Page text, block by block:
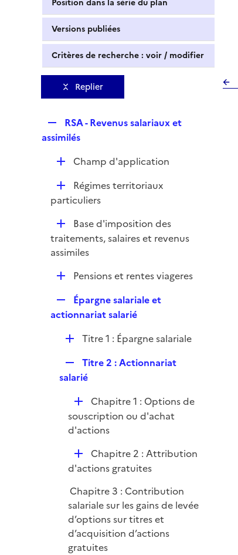
Position dans la série du plan
Versions publiées
Critères de recherche : voir / modifier
Replier
e
l
i
e
r
RSA - Revenus salariaux et
assimilés
D
l
r
Champ d'application
D
é
i
e
Régimes territoriaux
particuliers
D
é
p
Base d'imposition des
traitements, salaires et revenus
assimiles
D
l
i
e
r
Pensions et rentes viageres
e
l
r
Épargne salariale et
actionnariat salarié
D
l
i
e
r
Titre 1 : Épargne salariale
e
l
i
e
r
Titre 2 : Actionnariat
salarié
D
é
p
e
Chapitre 1 : Options de
souscription ou d'achat
d'actions
D
é
l
i
e
r
Chapitre 2 : Attribution
d'actions gratuites
Chapitre 3 : Contribution
salariale sur les gains de levée
d’options sur titres et
d’acquisition d’actions
gratuites